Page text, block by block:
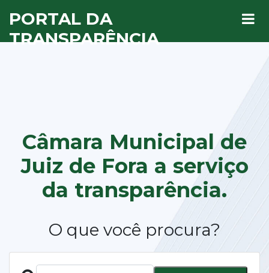
PORTAL DA
TRANSPARÊNCIA
Câmara Municipal de
Juiz de Fora a serviço
da transparência.
O que você procura?